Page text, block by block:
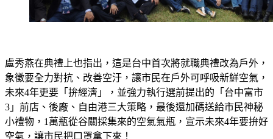
象徵要全力對抗、改善空汙，讓市民在戶外可呼吸新鮮空氣，
未來4年更要「拚經濟」，並強力執行選前提出的「台中富市
3」前店、後廠、自由港三大策略，最後還加碼送給市民神秘
小禮物，1萬瓶從谷關採集來的空氣氣瓶，宣示未來4年要拚好
空氣，讓市民把口罩拿下來！